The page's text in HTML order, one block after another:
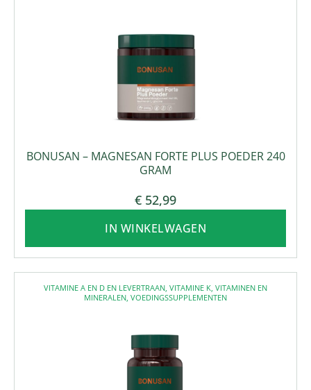
BONUSAN – MAGNESAN FORTE PLUS POEDER 240
GRAM
€ 52,99
IN WINKELWAGEN
VITAMINE A EN D EN LEVERTRAAN VITAMINE K VITAMINEN EN
MINERALEN VOEDINGSSUPPLEMENTEN